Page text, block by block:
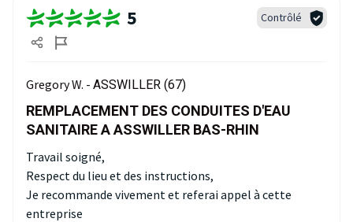
5 Contrôlé
Gregory W. - ASSWILLER (67)
REMPLACEMENT DES CONDUITES D'EAU
SANITAIRE A ASSWILLER BAS-RHIN
Travail soigné,
Respect du lieu et des instructions,
Je recommande vivement et referai appel à cette
entreprise